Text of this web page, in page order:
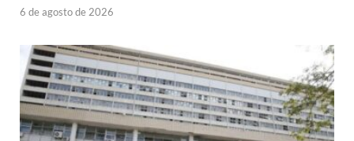
6 de agosto de 2026